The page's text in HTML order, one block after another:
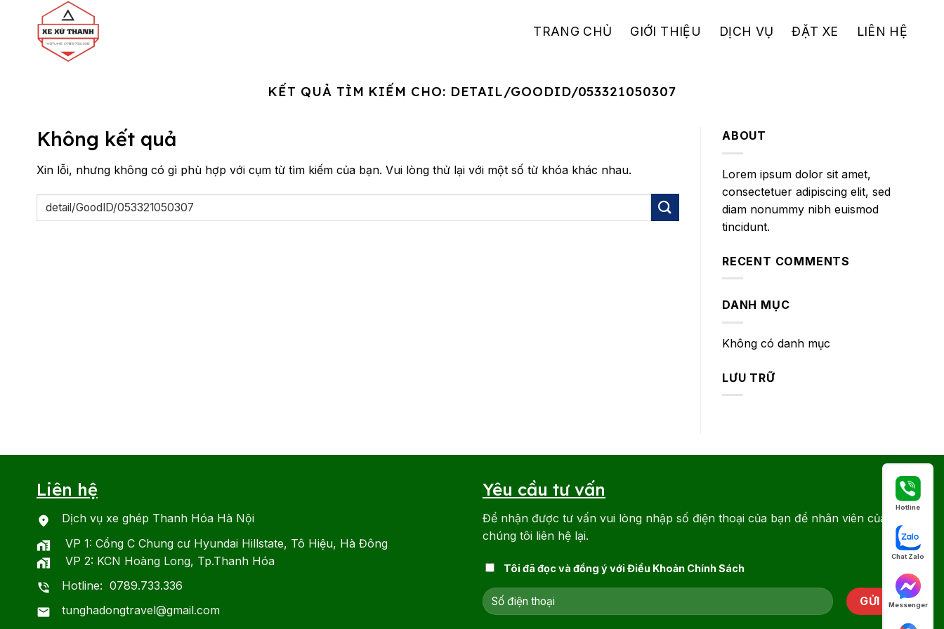
TRANG CHỦ GIỚI THIỆU DỊCH VỤ ĐẶT XE LIÊN HỆ
KẾT QUẢ TÌM KIẾM CHO: DETAIL/GOODID/053321050307
Không kết quả
Xin lỗi, nhưng không có gì phù hợp với cụm từ tìm kiếm của bạn. Vui lòng thử lại với một số từ khóa khác nhau.
ABOUT
Lorem ipsum dolor sit amet,
consectetuer adipiscing elit, sed
diam nonummy nibh euismod
tincidunt.
RECENT COMMENTS
DANH MỤC
Không có danh mục
LƯU TRỮ
Liên hệ
Dịch vụ xe ghép Thanh Hóa Hà Nội
VP 1: Cổng C Chung cư Hyundai Hillstate, Tô Hiệu, Hà Đông
VP 2: KCN Hoàng Long, Tp.Thanh Hóa
Hotline: 0789.733.336
tunghadongtravel@gmail.com
Yêu cầu tư vấn
Để nhận được tư vấn vui lòng nhập số điện thoại của bạn để nhân viên của
chúng tôi liên hệ lại.
Tôi đã đọc và đồng ý với Điều Khoản Chính Sách
Hotline
Chat Zalo
Messenger